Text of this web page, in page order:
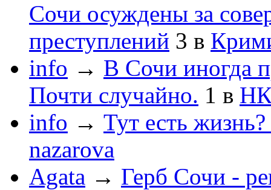
Сочи осуждены за
преступлений 3 в
info → В Сочи иногда
Почти случайно. 1 в
info → Тут есть
nazarova
Agata → Герб Сочи -